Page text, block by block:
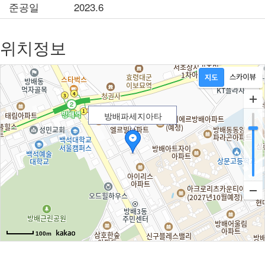
준공일
2023.6
위치정보
방배파세지아타
100m